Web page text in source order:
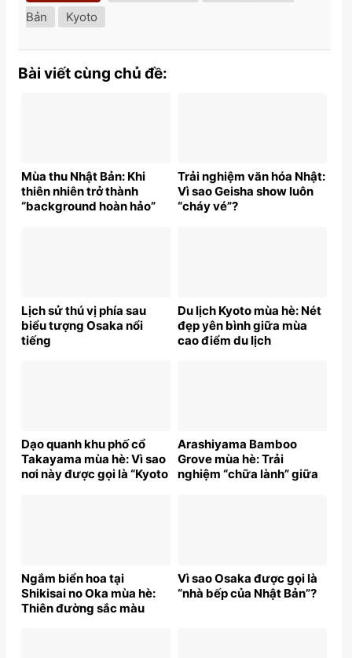
Bản
Kyoto
Bài viết cùng chủ đề:
Mùa thu Nhật Bản: Khi
thiên nhiên trở thành
“background hoàn hảo”
Trải nghiệm văn hóa Nhật:
Vì sao Geisha show luôn
“cháy vé”?
Lịch sử thú vị phía sau
biểu tượng Osaka nổi
tiếng
Du lịch Kyoto mùa hè: Nét
đẹp yên bình giữa mùa
cao điểm du lịch
Dạo quanh khu phố cổ
Takayama mùa hè: Vì sao
nơi này được gọi là “Kyoto
Arashiyama Bamboo
Grove mùa hè: Trải
nghiệm “chữa lành” giữa
Ngắm biển hoa tại
Shikisai no Oka mùa hè:
Thiên đường sắc màu
Vì sao Osaka được gọi là
“nhà bếp của Nhật Bản”?